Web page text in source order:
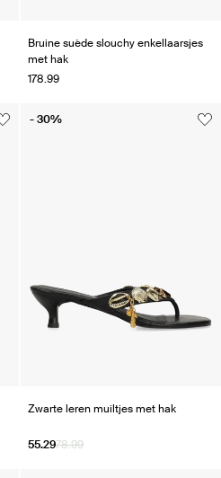
Bruine suède slouchy enkellaarsjes
met hak
178.99
Zwarte leren muiltjes met hak
78.99
55.29
- 30%